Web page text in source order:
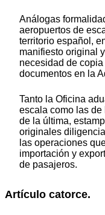
Análogas
aeropuertos de
territorio español,
manifiesto original
necesidad de
documentos en la
Tanto la Oficina
escala como las
de la última,
originales
las operaciones
importación y
de pasajeros.
Artículo catorce.